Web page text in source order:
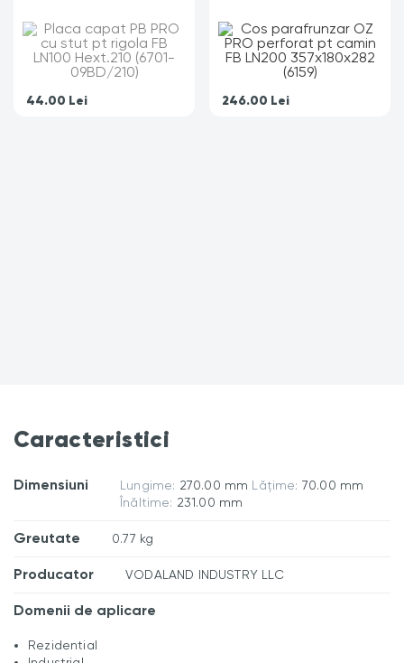
44.00 Lei 246.00 Lei
Caracteristici
Dimensiuni Lungime: 270.00 mm Lățime: 70.00 mm
Înăltime: 231.00 mm
Greutate 0.77 kg
Producator VODALAND INDUSTRY LLC
Domenii de aplicare
Rezidential